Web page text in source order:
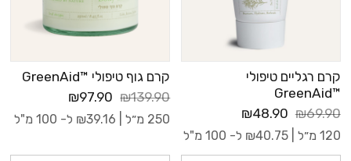
קרם רגליים טיפולי
™GreenAid
₪69.90
₪48.90
120 מ״ל | ₪40.75 ל- 100 מ"ל
קרם גוף טיפולי ™GreenAid
₪139.90
₪97.90
250 מ״ל | ₪39.16 ל- 100 מ"ל